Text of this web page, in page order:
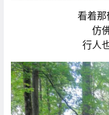
看着
仿
行人